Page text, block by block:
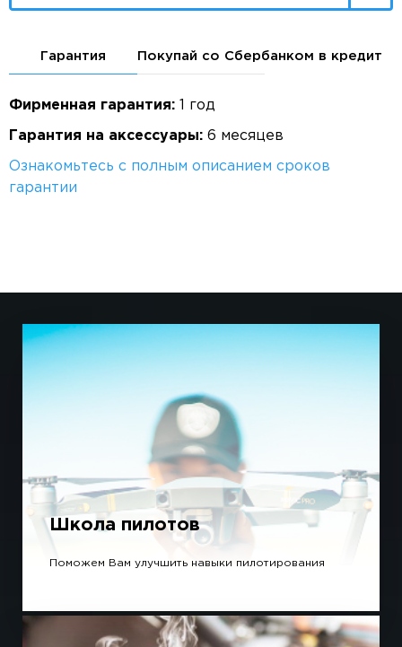
Гарантия Покупай со Сбербанком в кредит
Фирменная гарантия: 1 год
Гарантия на аксессуары: 6 месяцев
Ознакомьтесь с полным описанием сроков
гарантии
Школа пилотов
Поможем Вам улучшить навыки пилотирования